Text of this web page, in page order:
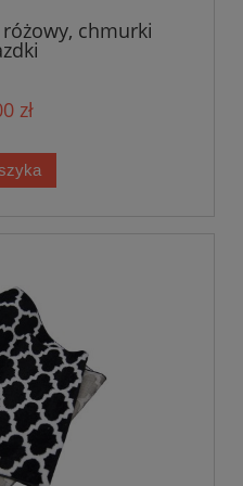
chmurki
zł